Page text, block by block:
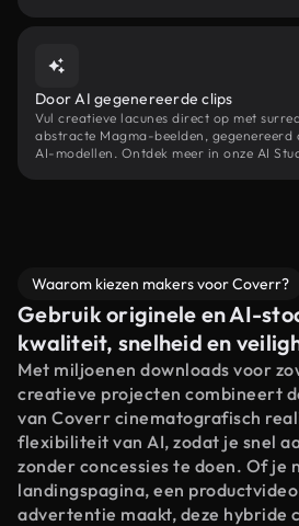
Door AI gegenereerde clips
Vul creatieve lacunes direct op met
abstracte Magma-beelden, gegenereerd
AI-modellen. Ontdek meer in onze AI
Waarom kiezen makers voor Coverr?
Gebruik originele en AI-
kwaliteit, snelheid en
Met miljoenen downloads voor
creatieve projecten combineert
van Coverr cinematografisch
flexibiliteit van AI, zodat je snel
zonder concessies te doen. Of je
landingspagina, een
advertentie maakt, deze hybride